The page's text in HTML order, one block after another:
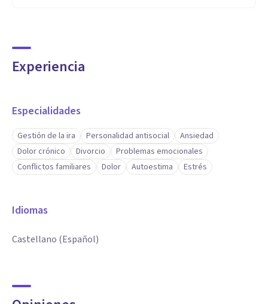
Experiencia
Especialidades
Gestión de la ira Personalidad antisocial
Ansiedad
Dolor crónico
Divorcio
Problemas emocionales
Conflictos familiares
Dolor Autoestima Estrés
Idiomas
Castellano (Español)